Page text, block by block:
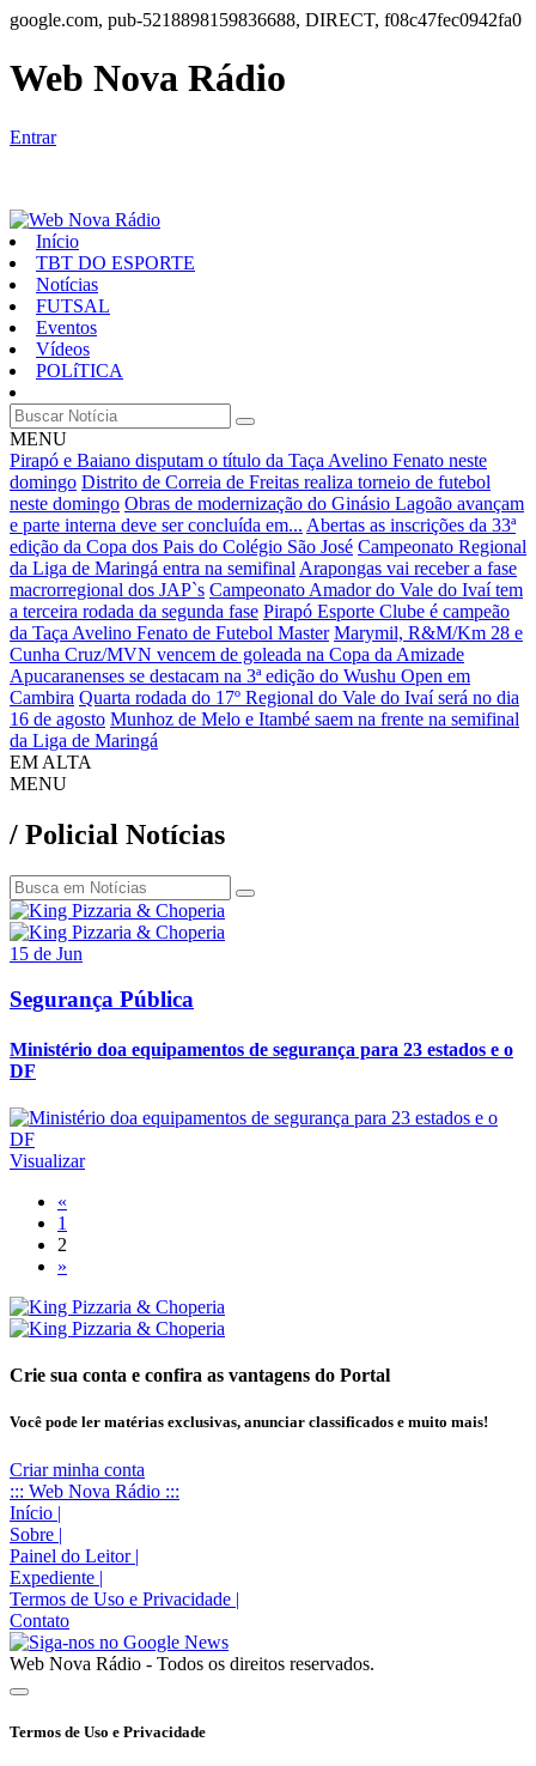
google.com, pub-5218898159836688, DIRECT, f08c47fec0942fa0
Web Nova Rádio
Entrar
Início
TBT DO ESPORTE
Notícias
FUTSAL
Eventos
Vídeos
POLíTICA
MENU
Pirapó e Baiano disputam o título da Taça Avelino Fenato neste
domingo Distrito de Correia de Freitas realiza torneio de futebol
neste domingo Obras de modernização do Ginásio Lagoão avançam
e parte interna deve ser concluída em... Abertas as inscrições da 33ª
edição da Copa dos Pais do Colégio São José Campeonato Regional
da Liga de Maringá entra na semifinal Arapongas vai receber a fase
macrorregional dos JAP`s Campeonato Amador do Vale do Ivaí tem
a terceira rodada da segunda fase Pirapó Esporte Clube é campeão
da Taça Avelino Fenato de Futebol Master Marymil, R&M/Km 28 e
Cunha Cruz/MVN vencem de goleada na Copa da Amizade
Apucaranenses se destacam na 3ª edição do Wushu Open em
Cambira Quarta rodada do 17º Regional do Vale do Ivaí será no dia
16 de agosto Munhoz de Melo e Itambé saem na frente na semifinal
da Liga de Maringá
EM ALTA
MENU
/ Policial Notícias
15 de Jun
Segurança Pública
Ministério doa equipamentos de segurança para 23 estados e o
DF
Visualizar
«
1
2
»
Crie sua conta e confira as vantagens do Portal
Você pode ler matérias exclusivas, anunciar classificados e muito mais!
Criar minha conta
::: Web Nova Rádio :::
Início |
Sobre |
Painel do Leitor |
Expediente |
Termos de Uso e Privacidade |
Contato
Web Nova Rádio - Todos os direitos reservados.
Termos de Uso e Privacidade